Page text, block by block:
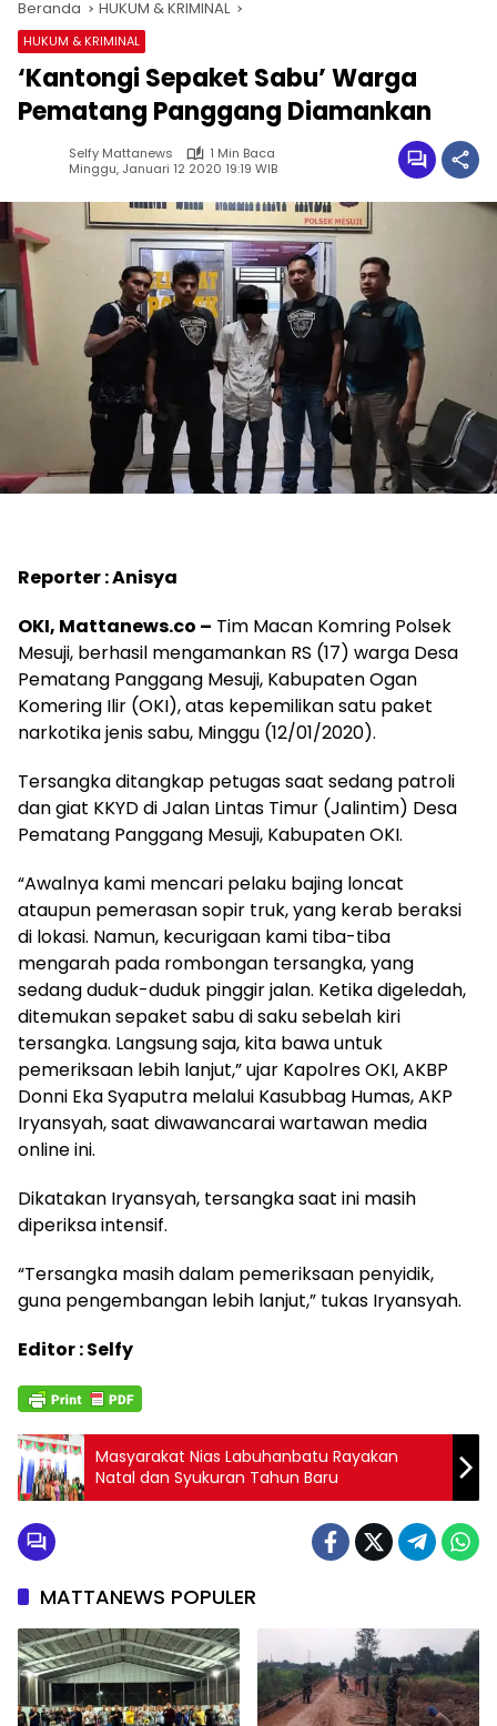
Beranda HUKUM & KRIMINAL
HUKUM & KRIMINAL
‘Kantongi Sepaket Sabu’ Warga
Pematang Panggang Diamankan
Selfy Mattanews
1 Min Baca
Minggu, Januari 12 2020 19:19 WIB
Reporter : Anisya
OKI, Mattanews.co – Tim Macan Komring Polsek
Mesuji, berhasil mengamankan RS (17) warga Desa
Pematang Panggang Mesuji, Kabupaten Ogan
Komering Ilir (OKI), atas kepemilikan satu paket
narkotika jenis sabu, Minggu (12/01/2020).
Tersangka ditangkap petugas saat sedang patroli
dan giat KKYD di Jalan Lintas Timur (Jalintim) Desa
Pematang Panggang Mesuji, Kabupaten OKI.
“Awalnya kami mencari pelaku bajing loncat
ataupun pemerasan sopir truk, yang kerab beraksi
di lokasi. Namun, kecurigaan kami tiba-tiba
mengarah pada rombongan tersangka, yang
sedang duduk-duduk pinggir jalan. Ketika digeledah,
ditemukan sepaket sabu di saku sebelah kiri
tersangka. Langsung saja, kita bawa untuk
pemeriksaan lebih lanjut,” ujar Kapolres OKI, AKBP
Donni Eka Syaputra melalui Kasubbag Humas, AKP
Iryansyah, saat diwawancarai wartawan media
online ini.
Dikatakan Iryansyah, tersangka saat ini masih
diperiksa intensif.
“Tersangka masih dalam pemeriksaan penyidik,
guna pengembangan lebih lanjut,” tukas Iryansyah.
Editor : Selfy
Masyarakat Nias Labuhanbatu Rayakan
Natal dan Syukuran Tahun Baru
MATTANEWS POPULER